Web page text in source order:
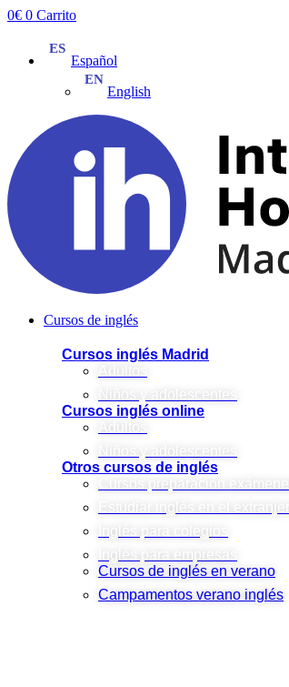
Ir
contenido
0€ 0 Carrito
Español
English
Cursos de inglés
Cursos inglés Madrid
Adultos
Niños y adolescentes
Cursos inglés online
Adultos
Niños y adolescentes
Otros cursos de inglés
Cursos preparación exámenes
Estudiar inglés en el
Inglés para colegios
Inglés para empresas
Cursos de inglés en verano
Campamentos verano inglés